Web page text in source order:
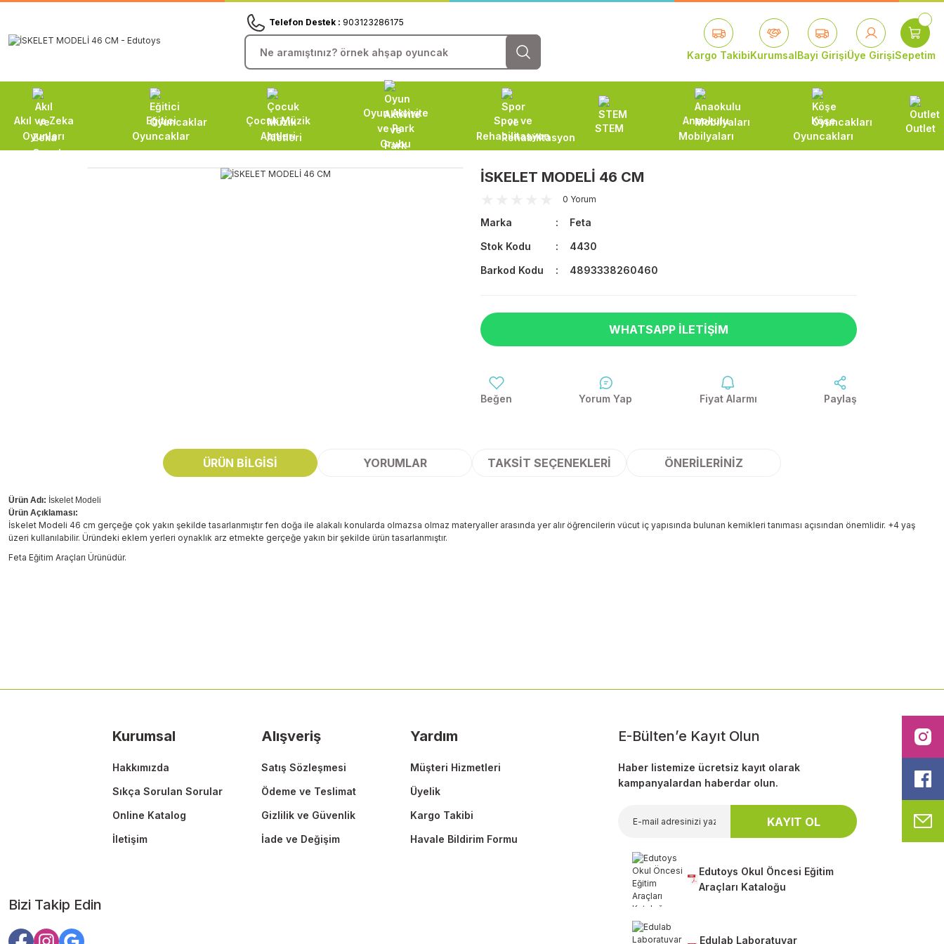
Telefon Destek : 903123286175
Kargo TakibiKurumsalBayi GirişiÜye GirişiSepetim
Akıl ve Zeka
Oyunları
Eğitici
Oyuncaklar
Çocuk Müzik
Aletleri
Oyun Aktivite
ve Park
Grubu
Spor ve
Rehabilitasyon
STEM
Anaokulu
Mobilyaları
Köşe
Oyuncakları
Outlet
İSKELET MODELİ 46 CM
0 Yorum
Marka
Feta
Stok Kodu
4430
Barkod Kodu
4893338260460
WHATSAPP İLETIŞIM
Yorum Yap Fiyat Alarmı Paylaş
ÜRÜN BILGISI YORUMLAR TAKSIT SEÇENEKLERI ÖNERILERINIZ
Ürün Adı: İskelet Modeli
Ürün Açıklaması:
İskelet Modeli 46 cm gerçeğe çok yakın şekilde tasarlanmıştır fen doğa ile alakalı konularda olmazsa olmaz materyaller arasında yer alır öğrencilerin vücut iç yapısında bulunan kemikleri tanıması açısından önemlidir. +4 yaş
üzeri kullanılabilir. Üründeki eklem yerleri oynaklık arz etmekte gerçeğe yakın bir şekilde ürün tasarlanmıştır.
Feta Eğitim Araçları Ürünüdür.
Bu ürüne benzer farklı alternatifler olmalı.
Gönder
Kurumsal
Hakkımızda
Sıkça Sorulan Sorular
Online Katalog
İletişim
Alışveriş
Satış Sözleşmesi
Ödeme ve Teslimat
Gizlilik ve Güvenlik
İade ve Değişim
Yardım
Müşteri Hizmetleri
Üyelik
Kargo Takibi
Havale Bildirim Formu
Bizi Takip Edin
E-Bülten’e Kayıt Olun
Haber listemize ücretsiz kayıt olarak
kampanyalardan haberdar olun.
KAYIT OL
Edutoys Okul Öncesi Eğitim
Araçları Kataloğu
Edulab Laboratuvar